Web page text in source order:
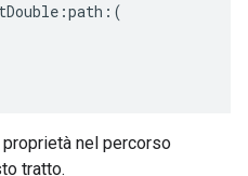
nel percorso
tratto.